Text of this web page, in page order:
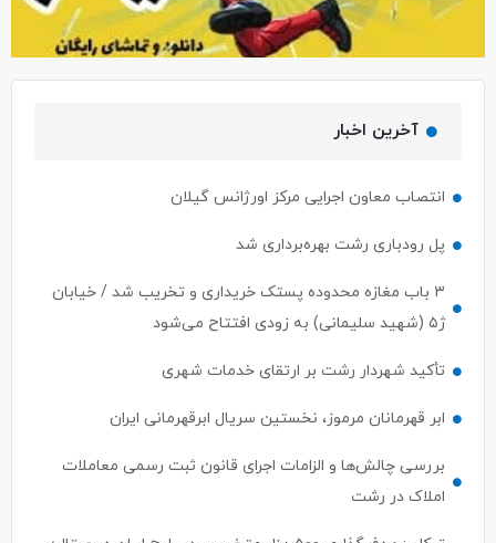
آخرین اخبار
پل رودباری رشت بهره‌برداری شد
۳ باب مغازه محدوده پستک خریداری و تخریب شد / خیابان
تأکید شهردار رشت بر ارتقای خدمات شهری
ابر قهرمانان مرموز، نخستین سریال ابرقهرمانی ایران
بررسی چالش‌ها و الزامات اجرای قانون ثبت رسمی معاملات
معرفی مستقیم ۵۰ نفر برتر به بازار کار